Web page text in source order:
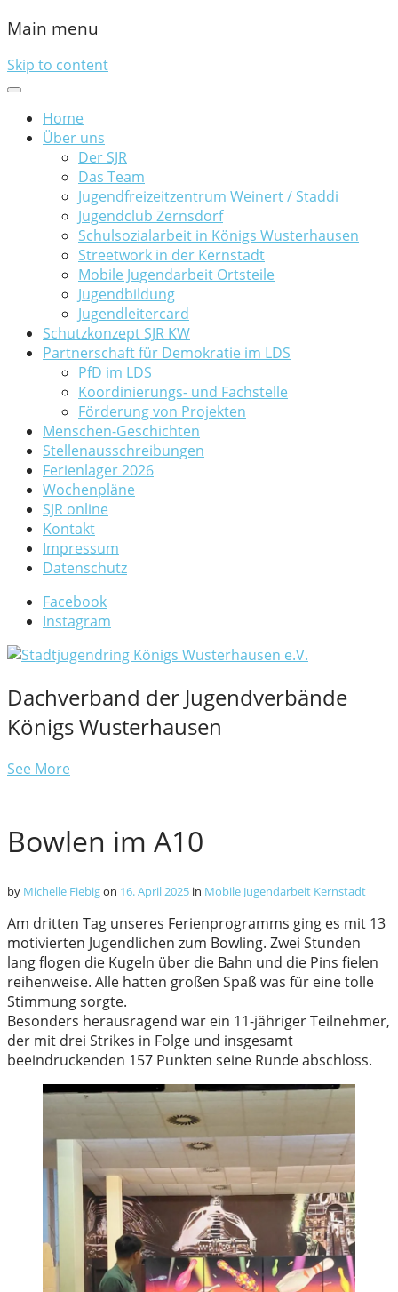
Main menu
Skip to content
Home
Über uns
Der SJR
Das Team
Jugendfreizeitzentrum Weinert / Staddi
Jugendclub Zernsdorf
Schulsozialarbeit in Königs Wusterhausen
Streetwork in der Kernstadt
Mobile Jugendarbeit Ortsteile
Jugendbildung
Jugendleitercard
Schutzkonzept SJR KW
Partnerschaft für Demokratie im LDS
PfD im LDS
Koordinierungs- und Fachstelle
Förderung von Projekten
Menschen-Geschichten
Stellenausschreibungen
Ferienlager 2026
Wochenpläne
SJR online
Kontakt
Impressum
Datenschutz
Facebook
Instagram
Dachverband der Jugendverbände
Königs Wusterhausen
See More
Bowlen im A10
by Michelle Fiebigon 16. April 2025 in Mobile Jugendarbeit Kernstadt
Am dritten Tag unseres Ferienprogramms ging es mit 13
motivierten Jugendlichen zum Bowling. Zwei Stunden
lang flogen die Kugeln über die Bahn und die Pins fielen
reihenweise. Alle hatten großen Spaß was für eine tolle
Stimmung sorgte.
Besonders herausragend war ein 11-jähriger Teilnehmer,
der mit drei Strikes in Folge und insgesamt
beeindruckenden 157 Punkten seine Runde abschloss.